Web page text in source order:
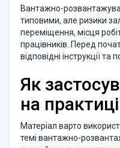
Вантажно-
типовими, але ризики
переміщення, місця
працівників. Перед
відповідні інструкції та
Як
на практиці
Матеріал варто
темі вантажно-